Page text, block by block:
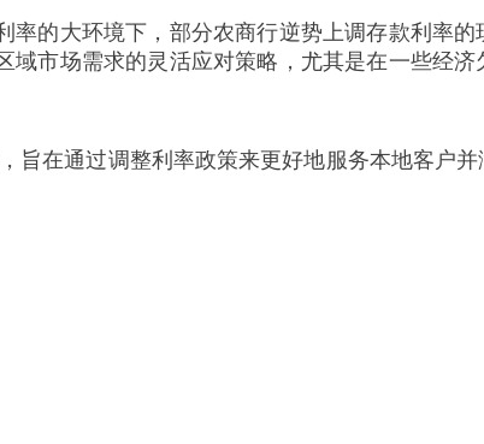
的大环境下，部分农商行逆势上调存款利率
市场需求的灵活应对策略，尤其是在一些经
旨在通过调整利率政策来更好地服务本地客户